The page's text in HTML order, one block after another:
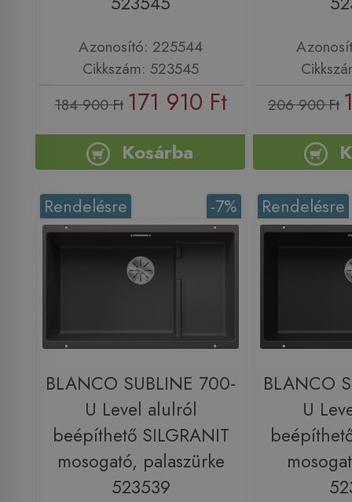
Azonosító: 225544
Cikkszám: 523545
184 900 Ft 171 910 Ft
Kosárba
206 900 Ft
-7%
Rendelésre
BLANCO SUBLINE 700-
U Level alulról
beépíthető SILGRANIT
mosogató, palaszürke
523539
Rendelésre
BLANCO
U